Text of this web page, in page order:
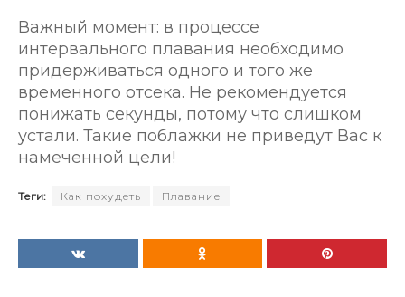
Важный момент: в процессе
интервального плавания необходимо
придерживаться одного и того же
временного отсека. Не рекомендуется
понижать секунды, потому что слишком
устали. Такие поблажки не приведут Вас к
намеченной цели!
Теги: Как похудеть Плавание